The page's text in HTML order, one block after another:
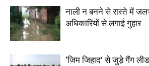
नाली न बनने से रास्ते में
अधिकारियों से लगाई गुहार
‘जिम जिहाद’ से जुड़े गैंग